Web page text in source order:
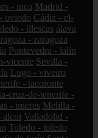
- inca Madrid -
oviedo Cádiz - el-
- illescas álava
- zaragoza
Pontevedra - lalín
vicente Sevilla -
Lugo - viveiro
- tacoronte
cruz-de-tenerife -
- mieres Melilla -
alcoi Valladolid -
Toledo - toledo